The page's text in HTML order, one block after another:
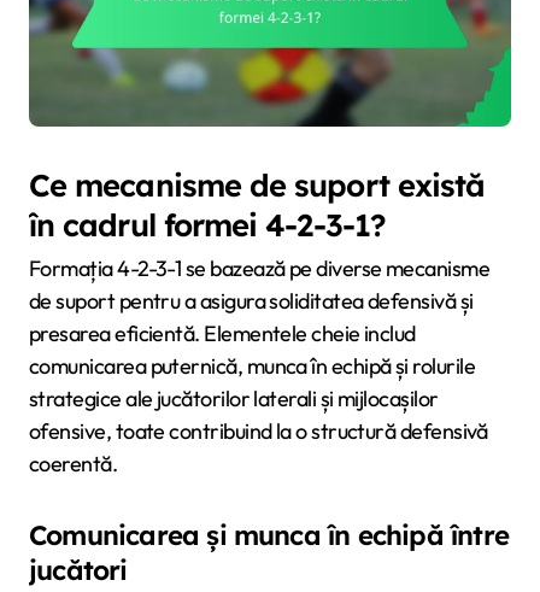
Ce mecanisme de suport există
în cadrul formei 4-2-3-1?
Formația 4-2-3-1 se bazează pe diverse mecanisme
de suport pentru a asigura soliditatea defensivă și
presarea eficientă. Elementele cheie includ
comunicarea puternică, munca în echipă și rolurile
strategice ale jucătorilor laterali și mijlocașilor
ofensive, toate contribuind la o structură defensivă
coerentă.
Comunicarea și munca în echipă între
jucători